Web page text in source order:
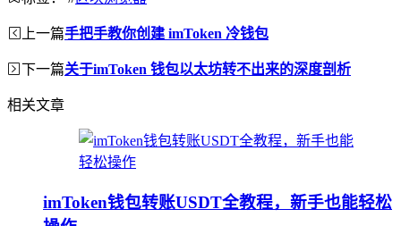
上一篇手把手教你创建 imToken 冷钱包
下一篇关于imToken 钱包以太坊转不出来的深度剖析
相关文章
imToken钱包转账USDT全教程，新手也能轻松